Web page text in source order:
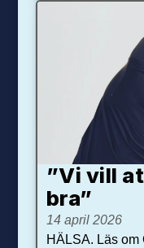
”Vi vill
bra”
14 april 2026
HÄLSA. Läs